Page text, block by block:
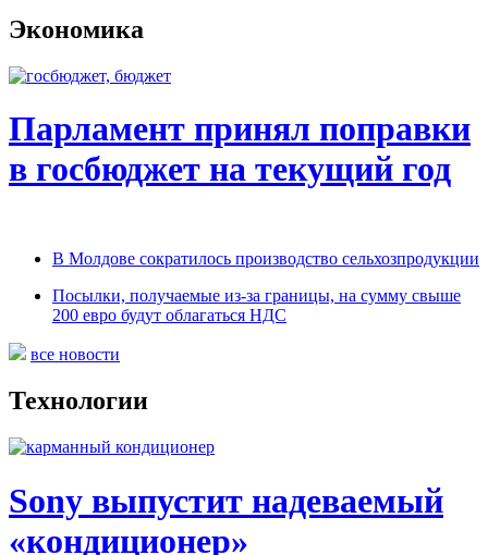
Экономика
Парламент принял поправки
в госбюджет на текущий год
В Молдове сократилось производство сельхозпродукции
Посылки, получаемые из-за границы, на сумму свыше
200 евро будут облагаться НДС
все новости
Технологии
Sony выпустит надеваемый
«кондиционер»